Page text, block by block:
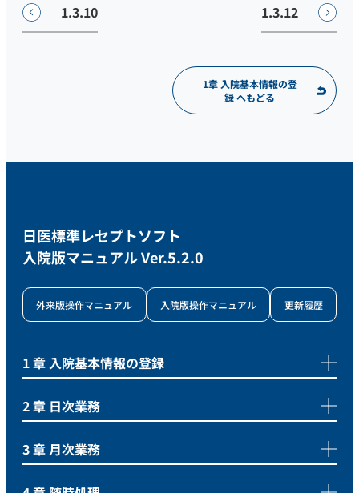
1.3.10 1.3.12
1章 入院基本情報の登
録 へもどる
日医標準レセプトソフト
入院版マニュアル Ver.5.2.0
外来版操作マニュアル 入院版操作マニュアル 更新履歴
1 章 入院基本情報の登録
2 章 日次業務
3 章 月次業務